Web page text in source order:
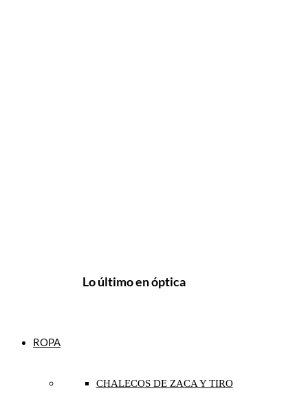
Lo último en óptica
ROPA
CHALECOS DE ZACA Y TIRO